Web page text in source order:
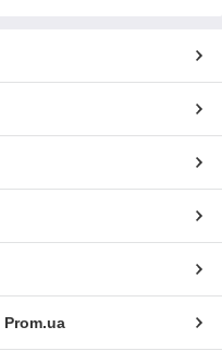
Prom.ua